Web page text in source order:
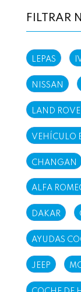
FILTRAR
LEPAS
NISSAN
LAND
VEHÍCULO
CHANGAN
ALFA
DAKAR
AYUDAS
JEEP